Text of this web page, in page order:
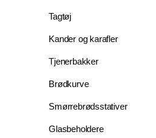
Tagtøj
Kander og karafler
Tjenerbakker
Brødkurve
Smørrebrødsstativer
Glasbeholdere